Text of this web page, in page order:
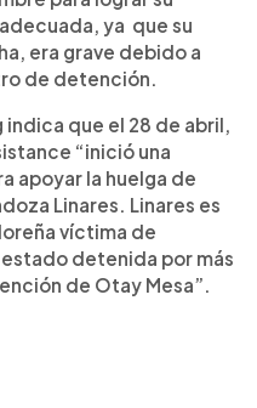
ya que su
era grave debido a
de detención.
que el 28 de abril,
“inició una
apoyar la huelga de
Linares. Linares es
víctima de
detenida por más
de Otay Mesa”.